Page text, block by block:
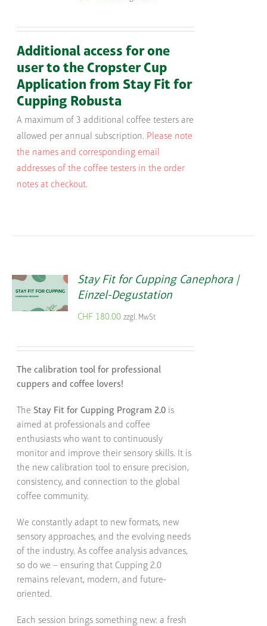
Additional access for one
user to the Cropster Cup
Application from Stay Fit for
Cupping Robusta
A maximum of 3 additional coffee testers are
allowed per annual subscription. Please note
the names and corresponding email
addresses of the coffee testers in the order
notes at checkout.
Stay Fit for Cupping Canephora |
Einzel-Degustation
CHF 180.00 zzgl. MwSt
The calibration tool for professional
cuppers and coffee lovers!
The Stay Fit for Cupping Program 2.0 is
aimed at professionals and coffee
enthusiasts who want to continuously
monitor and improve their sensory skills. It is
the new calibration tool to ensure precision,
consistency, and connection to the global
coffee community.
We constantly adapt to new formats, new
sensory approaches, and the evolving needs
of the industry. As coffee analysis advances,
so do we – ensuring that Cupping 2.0
remains relevant, modern, and future-
oriented.
Each session brings something new: a fresh